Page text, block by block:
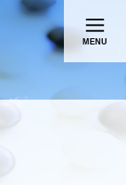
MENU